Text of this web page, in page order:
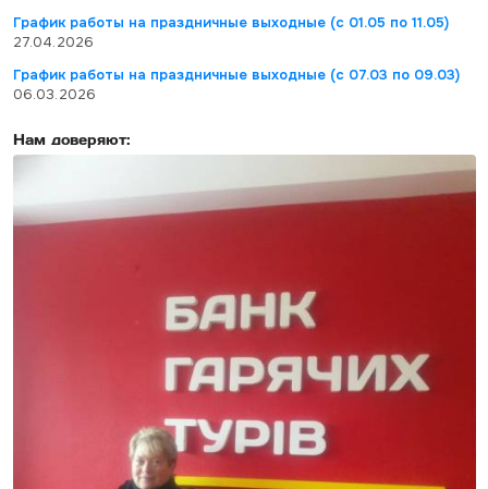
График работы на праздничные выходные (с 01.05 по 11.05)
27.04.2026
График работы на праздничные выходные (с 07.03 по 09.03)
06.03.2026
Нам доверяют: